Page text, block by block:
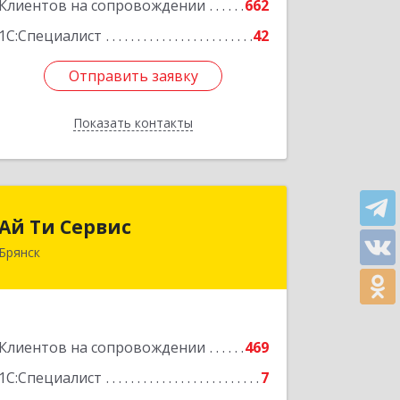
Клиентов на сопровождении
662
1С:Специалист
42
Отправить заявку
Показать контакты
Отправить заявку
Назад
Ти Сервис
Брянск
Клиентов на сопровождении
469
1С:Специалист
7
Подробнее